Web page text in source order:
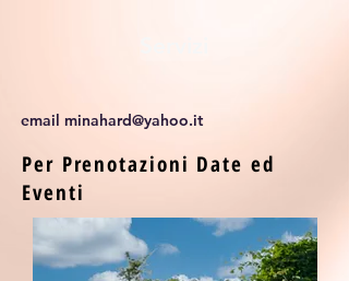
email minahard@yahoo.it
Per Prenotazioni Date ed
Eventi